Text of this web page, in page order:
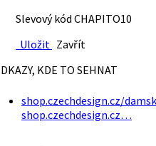
Slevový kód CHAPITO10
Uložit Zavřít
KDE TO SEHNAT
shop.czechdesign.cz/
shop.czechdesign.cz…